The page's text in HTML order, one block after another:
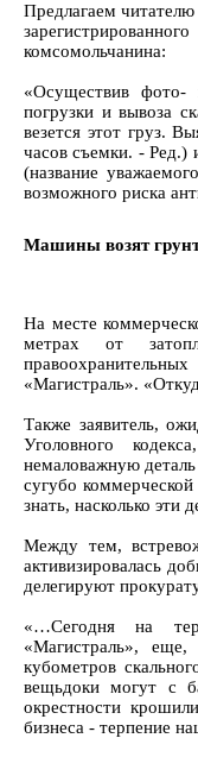
Предлагаем
комсомольчанина:
«Осуществив фото-
погрузки и вывоза
везется этот груз.
часов съемки. - Ред.)
(название
возможного риска
Машины возят грунт
На месте
метрах от
«Магистраль».
Также заявитель,
Уголовного
немаловажную деталь
сугубо
знать, насколько эти
Между тем,
активизировалась
делегируют
«…Сегодня на
«Магистраль», еще,
кубометров
вещьдоки могут с
окрестности
бизнеса - терпение